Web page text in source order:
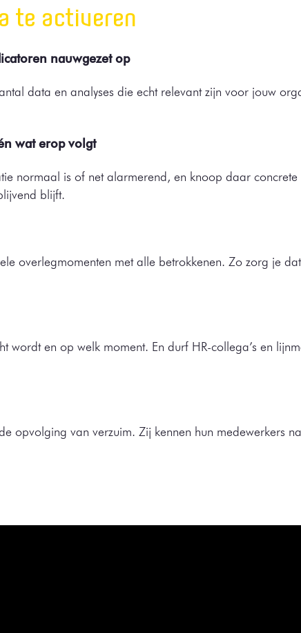
te activeren
nauwgezet op
data en analyses die echt relevant zijn voor jouw
wat erop volgt
normaal is of net alarmerend, en knoop daar
blijft.
overlegmomenten met alle betrokkenen. Zo zorg je
wordt en op welk moment. En durf HR-collega’s en
opvolging van verzuim. Zij kennen hun medewerkers